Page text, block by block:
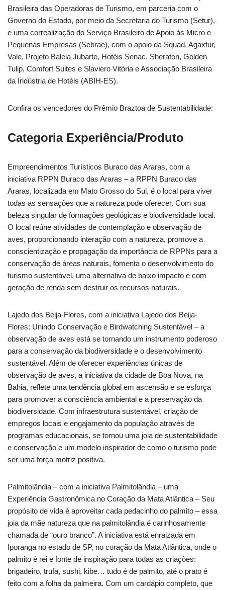
Brasileira das Operadoras de Turismo, em parceria com o
Governo do Estado, por meio da Secretaria do Turismo (Setur),
e uma correalização do Serviço Brasileiro de Apoio às Micro e
Pequenas Empresas (Sebrae), com o apoio da Squad, Agaxtur,
Vale, Projeto Baleia Jubarte, Hotéis Senac, Sheraton, Golden
Tulip, Comfort Suites e Slaviero Vitória e Associação Brasileira
da Indústria de Hotéis (ABIH-ES).
Confira os vencedores do Prêmio Braztoa de Sustentabilidade:
Categoria Experiência/Produto
Empreendimentos Turísticos Buraco das Araras, com a
iniciativa RPPN Buraco das Araras – a RPPN Buraco das
Araras, localizada em Mato Grosso do Sul, é o local para viver
todas as sensações que a natureza pode oferecer. Com sua
beleza singular de formações geológicas e biodiversidade local.
O local reúne atividades de contemplação e observação de
aves, proporcionando interação com a natureza, promove a
conscientização e propagação da importância de RPPNs para a
conservação de áreas naturais, fomenta o desenvolvimento do
turismo sustentável, uma alternativa de baixo impacto e com
geração de renda sem destruir os recursos naturais.
Lajedo dos Beija-Flores, com a iniciativa Lajedo dos Beija-
Flores: Unindo Conservação e Birdwatching Sustentável – a
observação de aves está se tornando um instrumento poderoso
para a conservação da biodiversidade e o desenvolvimento
sustentável. Além de oferecer experiências únicas de
observação de aves, a iniciativa da cidade de Boa Nova, na
Bahia, reflete uma tendência global em ascensão e se esforça
para promover a consciência ambiental e a preservação da
biodiversidade. Com infraestrutura sustentável, criação de
empregos locais e engajamento da população através de
programas educacionais, se tornou uma joia de sustentabilidade
e conservação e um modelo inspirador de como o turismo pode
ser uma força motriz positiva.
Palmitolândia – com a iniciativa Palmitolândia – uma
Experiência Gastronômica no Coração da Mata Atlântica – Seu
propósito de vida é aproveitar cada pedacinho do palmito – essa
joia da mãe natureza que na palmitolândia é carinhosamente
chamada de “ouro branco”. A iniciativa está enraizada em
Iporanga no estado de SP, no coração da Mata Atlântica, onde o
palmito é rei e fonte de inspiração para todas as criações:
brigadeiro, trufa, sushi, kibe… tudo é de palmito, até o prato é
feito com a folha da palmeira. Com um cardápio completo, que